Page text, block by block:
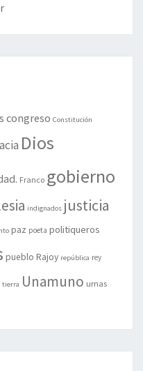
congreso Constitución
Dios
Franco gobierno
indignados justicia
paz poeta politiqueros
pueblo Rajoy república rey
tierra Unamuno urnas